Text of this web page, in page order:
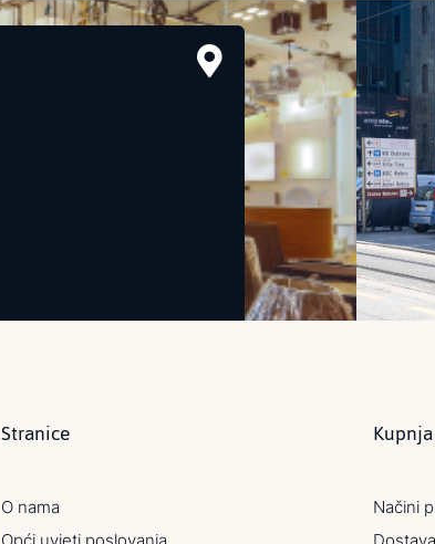
Stranice
O nama
Kupnja
Načini